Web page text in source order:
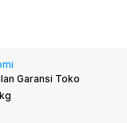
Garansi Toko